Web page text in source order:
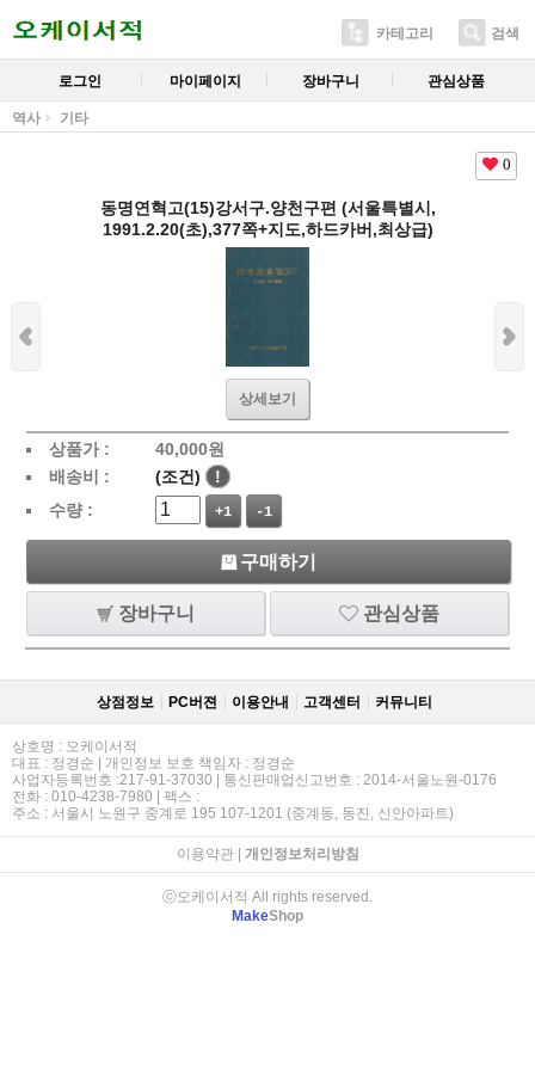
카테고리 검색
로그인 마이페이지 장바구니 관심상품
역사 기타
0
동명연혁고(15)강서구.양천구편 (서울특별시,
1991.2.20(초),377쪽+지도,하드카버,최상급)
상세보기
상품가 : 40,000원
배송비 :
(조건)
!
수량 :
+1 -1
구매하기
장바구니 관심상품
상점정보 PC버젼 이용안내 고객센터 커뮤니티
상호명 : 오케이서적
대표 : 정경순 | 개인정보 보호 책임자 : 정경순
사업자등록번호 :217-91-37030 | 통신판매업신고번호 : 2014-서울노원-0176
전화 : 010-4238-7980 | 팩스 :
주소 : 서울시 노원구 중계로 195 107-1201 (중계동, 동진, 신안아파트)
이용약관| 개인정보처리방침
ⓒ오케이서적 All rights reserved.
MakeShop